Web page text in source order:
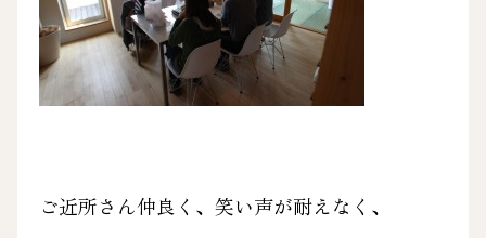
ご近所さん仲良く、笑い声が耐えなく、